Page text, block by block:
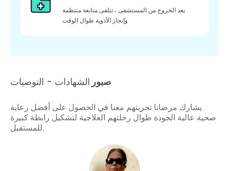
بعد الخروج من المستشفى ، تتلقى متابعة منتظمة
وإنجاز الأدوية طوال الوقت
صبور الشهادات - التوصيات
يشارك مرضانا تجربتهم معنا في الحصول على أفضل رعاية
صحية عالية الجودة طوال رحلتهم العلاجية لتشكيل رابطة كبيرة
للمستقبل.